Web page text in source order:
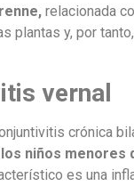
relacionada
plantas y, por
vernal
crónica
niños menores
es una